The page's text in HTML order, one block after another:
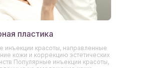
инъекции красоты, направленные
кожи и коррекцию эстетических
Популярные инъекции красоты,
пластика